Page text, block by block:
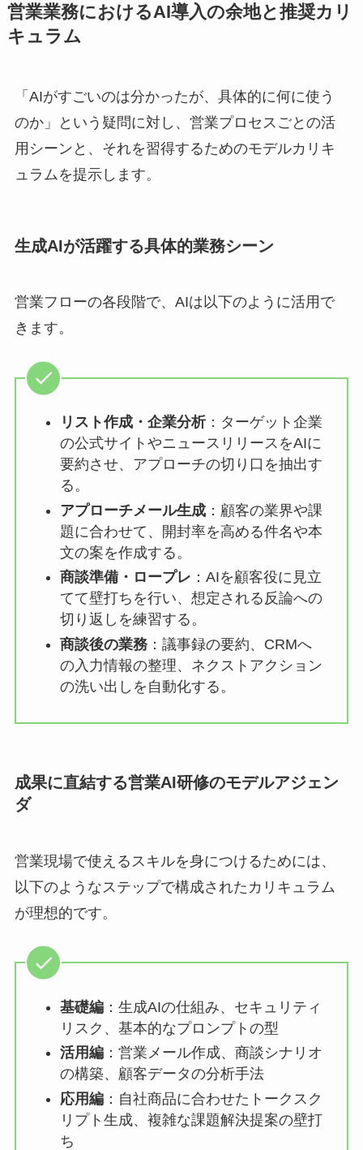
営業業務におけるAI導入の余地と推奨カリ
キュラム
「AIがすごいのは分かったが、具体的に何に使う
のか」という疑問に対し、営業プロセスごとの活
用シーンと、それを習得するためのモデルカリキ
ュラムを提示します。
生成AIが活躍する具体的業務シーン
営業フローの各段階で、AIは以下のように活用で
きます。
リスト作成・企業分析：ターゲット企業
の公式サイトやニュースリリースをAIに
要約させ、アプローチの切り口を抽出す
る。
アプローチメール生成：顧客の業界や課
題に合わせて、開封率を高める件名や本
文の案を作成する。
商談準備・ロープレ ：AIを顧客役に見立
てて壁打ちを行い、想定される反論への
切り返しを練習する。
商談後の業務：議事録の要約、CRMへ
の入力情報の整理、ネクストアクション
の洗い出しを自動化する。
成果に直結する営業AI研修のモデルアジェン
ダ
営業現場で使えるスキルを身につけるためには、
以下のようなステップで構成されたカリキュラム
が理想的です。
基礎編：生成AIの仕組み、セキュリティ
リスク、基本的なプロンプトの型
活用編：営業メール作成、商談シナリオ
の構築、顧客データの分析手法
応用編：自社商品に合わせたトークスク
リプト生成、複雑な課題解決提案の壁打
ち